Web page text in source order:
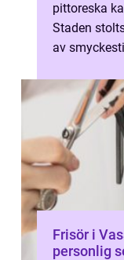
pittoreska
Staden
av
Frisör i
personlig